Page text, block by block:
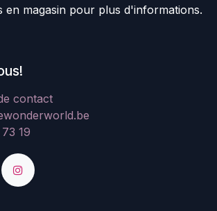
en magasin pour plus d'informations.
contact
19